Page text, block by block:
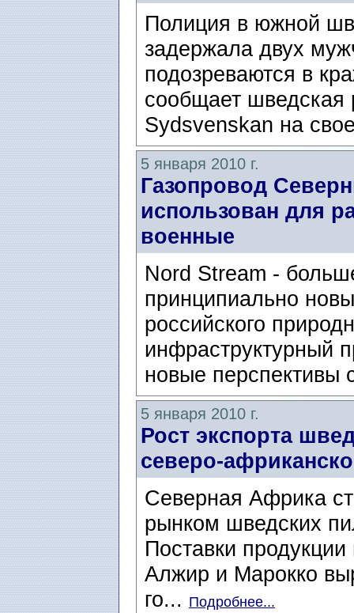
Полиция в южной
задержала двух
подозреваются в
сообщает шведская
Sydsvenskan на
5 января 2010 г.
Газопровод
использован для
военные
Nord Stream -
принципиально
российского
инфраструктурный
новые перспективы
5 января 2010 г.
Рост экспорта
северо-
Северная Африка
рынком шведских
Поставки
Алжир и Марокко
го... Подробнее...